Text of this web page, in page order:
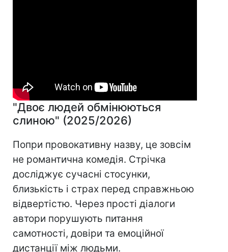
"Двоє людей обмінюються
слиною" (2025/2026)
Попри провокативну назву, це зовсім
не романтична комедія. Стрічка
досліджує сучасні стосунки,
близькість і страх перед справжньою
відвертістю. Через прості діалоги
автори порушують питання
самотності, довіри та емоційної
дистанції між людьми.